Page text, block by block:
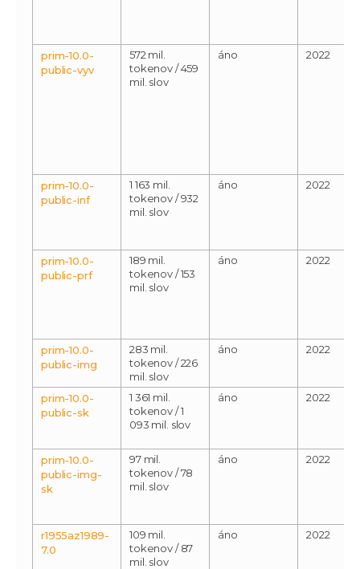
prim-10.0-
public-vyv
572 mil.
tokenov / 459
mil. slov
áno 2022
prim-10.0-
public-inf
1 163 mil.
tokenov / 932
mil. slov
áno 2022
prim-10.0-
public-prf
189 mil.
tokenov / 153
mil. slov
áno 2022
prim-10.0-
public-img
283 mil.
tokenov / 226
mil. slov
áno 2022
prim-10.0-
public-sk
1 361 mil.
tokenov / 1
093 mil. slov
áno 2022
prim-10.0-
public-img-
sk
97 mil.
tokenov / 78
mil. slov
áno 2022
r1955az1989-
7.0
109 mil.
tokenov / 87
mil. slov
áno 2022